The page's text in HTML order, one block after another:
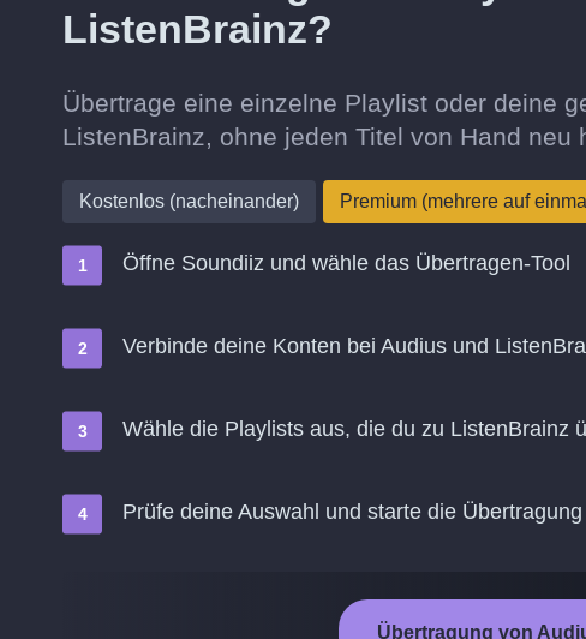
ListenBrainz?
Übertrage eine einzelne Playlist oder deine
ListenBrainz, ohne jeden Titel von Hand neu
Kostenlos (nacheinander) Premium (mehrere auf
Öffne Soundiiz und wähle das Übertragen-Tool
Verbinde deine Konten bei Audius und
Wähle die Playlists aus, die du zu ListenBrainz
Prüfe deine Auswahl und starte die Übertragung
Übertragung von